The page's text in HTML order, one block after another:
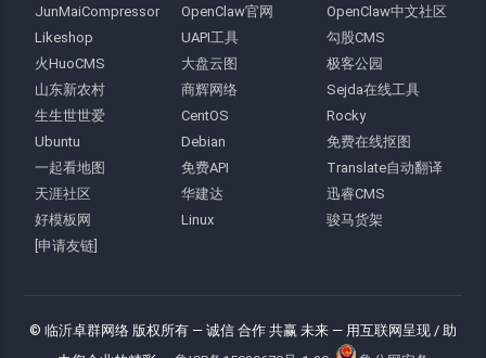
JunMaiCompressor
OpenClaw官网
OpenClaw中文社区
Likeshop
UAPI工具
勾股CMS
火HuoCMS
大盘云图
极客公园
山东新农村
商辉网络
Sejda在线工具
生生世世爱
CentOS
Rocky
Ubuntu
Debian
免费在线抠图
一起看地图
免费API
Translate自动翻译
天涯社区
华建达
迅睿CMS
好模板网
Linux
骏马货架
[申请友链]
© 临沂卓群网络 版权所有 — 诚信 合作 共赢 未来 — 用互联网呈现 / 助